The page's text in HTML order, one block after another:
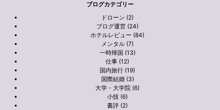
ブログカテゴリー
ドローン (2)
ブログ運営 (24)
ホテルレビュー (84)
メンタル (7)
一時帰国 (13)
仕事 (12)
国内旅行 (19)
国際結婚 (3)
大学・大学院 (6)
小技 (6)
書評 (2)